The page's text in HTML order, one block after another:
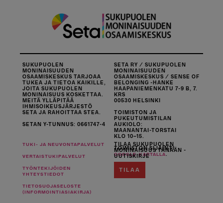
SUKUPUOLEN
MONINAISUUDEN
OSAAMISKESKUS TARJOAA
TUKEA JA TIETOA KAIKILLE,
JOITA SUKUPUOLEN
MONINAISUUS KOSKETTAA.
MEITÄ YLLÄPITÄÄ
IHMISOIKEUSJÄRJESTÖ
SETA JA RAHOITTAA STEA.
SETAN Y-TUNNUS: 0661747-4
SETA RY / SUKUPUOLEN
MONINAISUUDEN
OSAAMISKESKUS / SENSE OF
BELONGING -HANKE
HAAPANIEMENKATU 7-9 B, 7.
KRS
00530 HELSINKI
TOIMISTON JA
PUKEUTUMISTILAN
AUKIOLO:
MAANANTAI-TORSTAI
KLO 10–15.
TOIMISTON SIJAINTI
GOOGLE-KARTALLA
TUKI- JA NEUVONTAPALVELUT
VERTAISTUKIPALVELUT
TYÖNTEKIJÖIDEN
YHTEYSTIEDOT
TIETOSUOJASELOSTE
(INFORMOINTIASIAKIRJA)
TILAA SUKUPUOLEN
MONINAISUUS TÄNÄÄN -
UUTISKIRJE
TILAA